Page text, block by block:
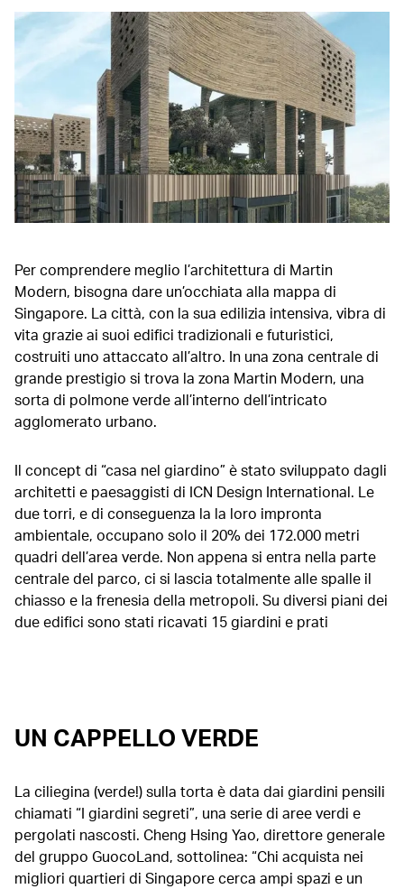
Per comprendere meglio l’architettura di Martin
Modern, bisogna dare un’occhiata alla mappa di
Singapore. La città, con la sua edilizia intensiva, vibra di
vita grazie ai suoi edifici tradizionali e futuristici,
costruiti uno attaccato all’altro. In una zona centrale di
grande prestigio si trova la zona Martin Modern, una
sorta di polmone verde all’interno dell’intricato
agglomerato urbano.
Il concept di “casa nel giardino” è stato sviluppato dagli
architetti e paesaggisti di ICN Design International. Le
due torri, e di conseguenza la la loro impronta
ambientale, occupano solo il 20% dei 172.000 metri
quadri dell’area verde. Non appena si entra nella parte
centrale del parco, ci si lascia totalmente alle spalle il
chiasso e la frenesia della metropoli. Su diversi piani dei
due edifici sono stati ricavati 15 giardini e prati
UN CAPPELLO VERDE
La ciliegina (verde!) sulla torta è data dai giardini pensili
chiamati “I giardini segreti”, una serie di aree verdi e
pergolati nascosti. Cheng Hsing Yao, direttore generale
del gruppo GuocoLand, sottolinea: “Chi acquista nei
migliori quartieri di Singapore cerca ampi spazi e un